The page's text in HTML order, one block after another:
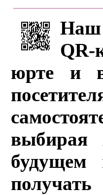
Наш
QR-
юрте и
выбирая
будущем